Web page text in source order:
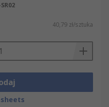
40,79 zł/sztuka